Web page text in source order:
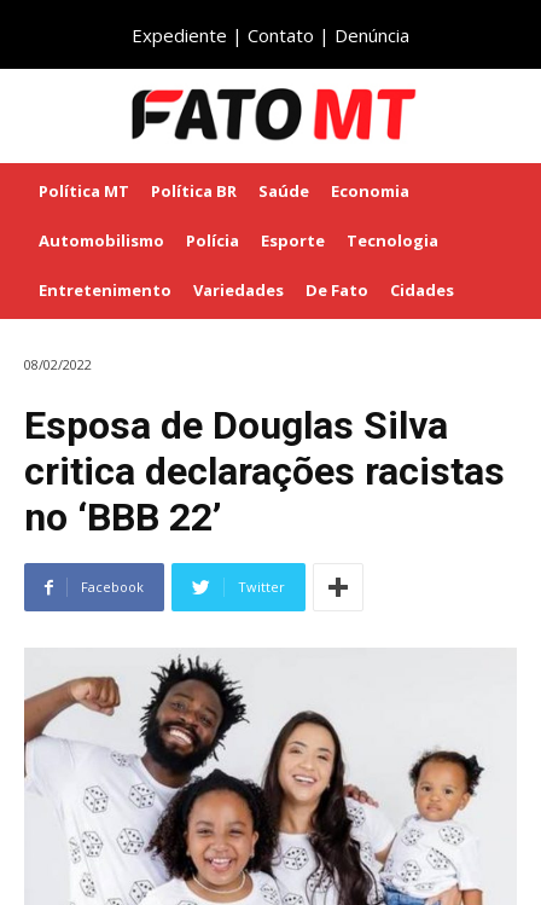
Expediente | Contato | Denúncia
Política MT Política BR Saúde Economia
Automobilismo Polícia Esporte Tecnologia
Entretenimento Variedades De Fato Cidades
08/02/2022
Esposa de Douglas Silva
critica declarações racistas
no ‘BBB 22’
Facebook Twitter